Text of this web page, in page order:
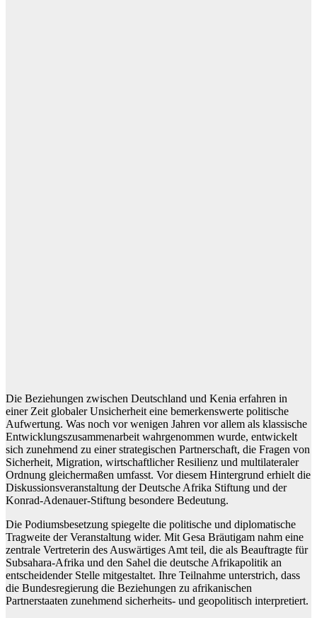
Die Beziehungen zwischen Deutschland und Kenia erfahren in
einer Zeit globaler Unsicherheit eine bemerkenswerte politische
Aufwertung. Was noch vor wenigen Jahren vor allem als klassische
Entwicklungszusammenarbeit wahrgenommen wurde, entwickelt
sich zunehmend zu einer strategischen Partnerschaft, die Fragen von
Sicherheit, Migration, wirtschaftlicher Resilienz und multilateraler
Ordnung gleichermaßen umfasst. Vor diesem Hintergrund erhielt die
Diskussionsveranstaltung der Deutsche Afrika Stiftung und der
Konrad-Adenauer-Stiftung besondere Bedeutung.
Die Podiumsbesetzung spiegelte die politische und diplomatische
Tragweite der Veranstaltung wider. Mit Gesa Bräutigam nahm eine
zentrale Vertreterin des Auswärtiges Amt teil, die als Beauftragte für
Subsahara-Afrika und den Sahel die deutsche Afrikapolitik an
entscheidender Stelle mitgestaltet. Ihre Teilnahme unterstrich, dass
die Bundesregierung die Beziehungen zu afrikanischen
Partnerstaaten zunehmend sicherheits- und geopolitisch interpretiert.